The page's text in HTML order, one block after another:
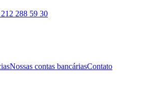
288 59 30
Nossas contas bancáriasContato